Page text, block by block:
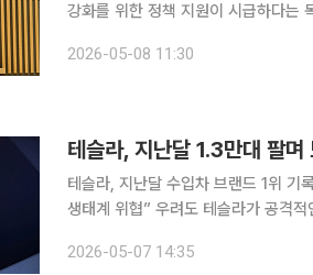
강화를 위한 정책 지원이 시급하다는
모빌리티학회와 한국자동차모빌리
2026-05-08 11:30
테슬라, 지난달 1.3만대 팔
테슬라, 지난달 수입차 브랜드 1위 기
생태계 위협” 우려도 테슬라가 공격적인 가격 인하를 앞세워 국내 전기차 시장을 빠르게 잠식하면서
며 BMW와 메르세데스-벤츠를 제치
2026-05-07 14:35